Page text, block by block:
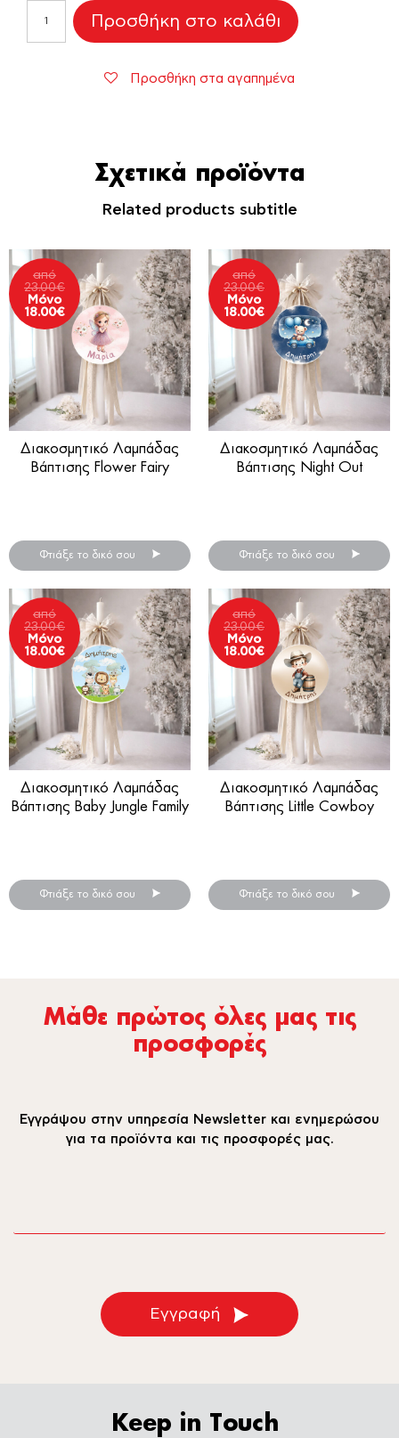
Διακοσμητικό
Λαμπάδας
Βάπτισης
Προσθήκη στο καλάθι
Προσθήκη στα αγαπημένα
Σχετικά προϊόντα
Related products subtitle
Διακοσμητικό Λαμπάδας
Βάπτισης Flower Fairy
από
23.00€
Μόνο
18.00€
Φτιάξε το δικό σου
Διακοσμητικό Λαμπάδας
Βάπτισης Night Out
από
23.00€
Μόνο
18.00€
Φτιάξε το δικό σου
Διακοσμητικό Λαμπάδας
Βάπτισης Baby Jungle Family
από
23.00€
Μόνο
18.00€
Φτιάξε το δικό σου
Διακοσμητικό Λαμπάδας
Βάπτισης Little Cowboy
από
23.00€
Μόνο
18.00€
Φτιάξε το δικό σου
Μάθε πρώτος όλες µας τις
προσφορές
Εγγράψου στην υπηρεσία Newsletter και ενημερώσου
για τα προϊόντα και τις προσφορές μας.
Εγγραφή
Keep in Touch